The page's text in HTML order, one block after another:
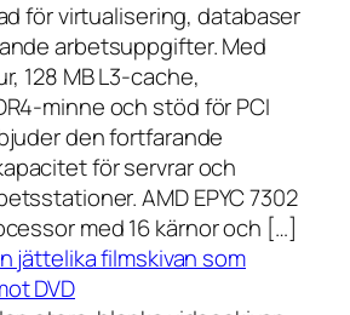
för virtualisering, databaser
arbetsuppgifter. Med
128 MB L3-cache,
minne och stöd för PCI
den fortfarande
för servrar och
AMD EPYC 7302
med 16 kärnor och […]
jättelika filmskivan som
DVD